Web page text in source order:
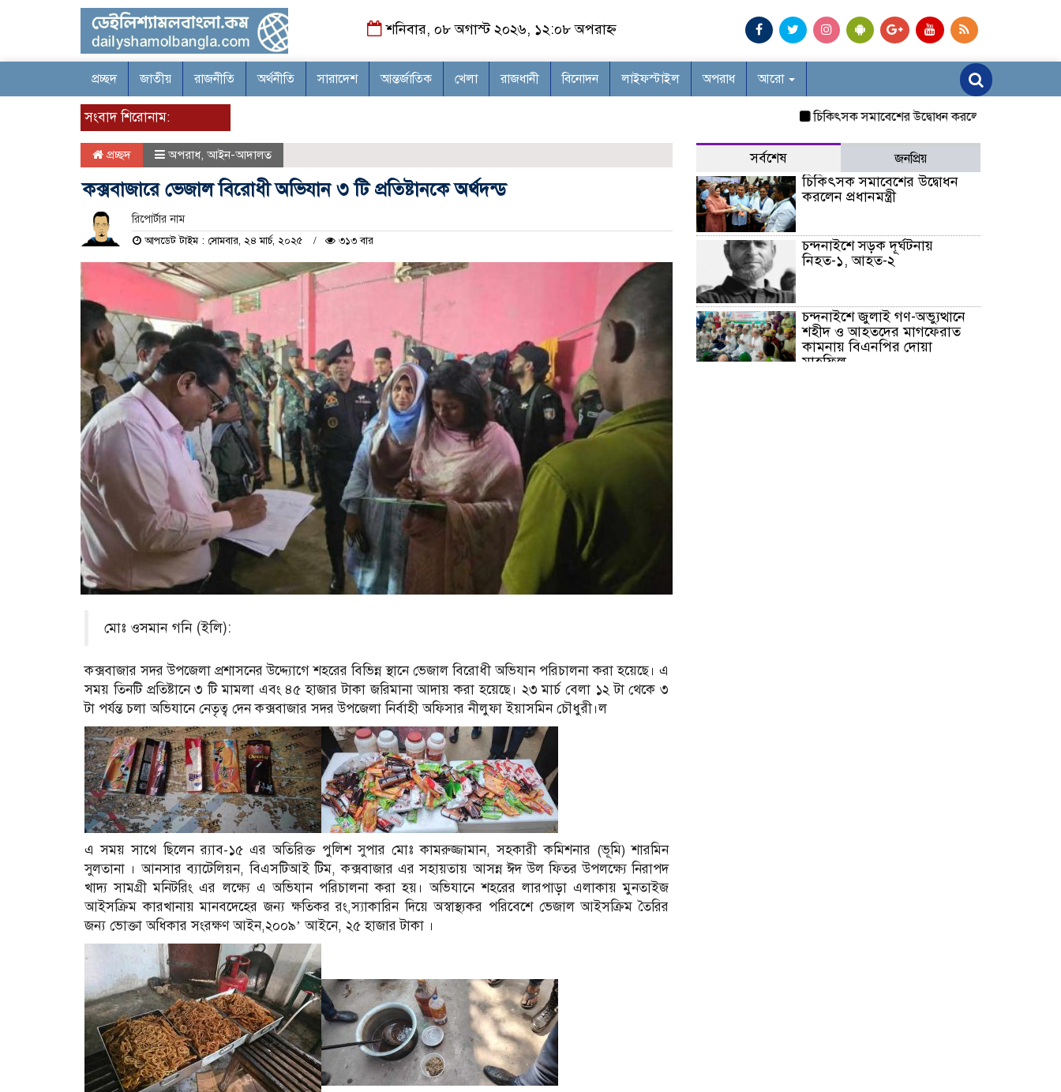
শনিবার, ০৮ অগাস্ট ২০২৬, ১২:০৮ অপরাহ্ন
প্রচ্ছদ জাতীয় রাজনীতি অর্থনীতি সারাদেশ আন্তর্জাতিক খেলা রাজধানী বিনোদন লাইফস্টাইল অপরাধ আরো
সংবাদ শিরোনাম: চিকিৎসক সমাবেশের উদ্বোধন করলেন প্রধানমন্ত্রী
প্রচ্ছদ অপরাধ, আইন-আদালত
কক্সবাজারে ভেজাল বিরোধী অভিযান ৩ টি প্রতিষ্টানকে অর্থদন্ড
রিপোর্টার নাম
আপডেট টাইম : সোমবার, ২৪ মার্চ, ২০২৫ ৩১৩ বার
মোঃ ওসমান গনি (ইলি):
কক্সবাজার সদর উপজেলা প্রশাসনের উদ্দ্যোগে শহরের বিভিন্ন স্থানে ভেজাল বিরোধী অভিযান পরিচালনা করা হয়েছে। এ
সময় তিনটি প্রতিষ্টানে ৩ টি মামলা এবং ৪৫ হাজার টাকা জরিমানা আদায় করা হয়েছে। ২৩ মার্চ বেলা ১২ টা থেকে ৩
টা পর্যন্ত চলা অভিযানে নেতৃত্ব দেন কক্সবাজার সদর উপজেলা নির্বাহী অফিসার নীলুফা ইয়াসমিন চৌধুরী।ল
এ সময় সাথে ছিলেন র‍্যাব-১৫ এর অতিরিক্ত পুলিশ সুপার মোঃ কামরুজ্জামান, সহকারী কমিশনার (ভূমি) শারমিন
সুলতানা । আনসার ব্যাটেলিয়ন, বিএসটিআই টিম, কক্সবাজার এর সহায়তায় আসন্ন ঈদ উল ফিতর উপলক্ষ্যে নিরাপদ
খাদ্য সামগ্রী মনিটরিং এর লক্ষ্যে এ অভিযান পরিচালনা করা হয়। অভিযানে শহরের লারপাড়া এলাকায় মুনতাইজ
আইসক্রিম কারখানায় মানবদেহের জন্য ক্ষতিকর রং,স্যাকারিন দিয়ে অস্বাস্থ্যকর পরিবেশে ভেজাল আইসক্রিম তৈরির
জন্য ভোক্তা অধিকার সংরক্ষণ আইন,২০০৯’ আইনে, ২৫ হাজার টাকা ।
সর্বশেষ জনপ্রিয়
চিকিৎসক সমাবেশের উদ্বোধন
করলেন প্রধানমন্ত্রী
চন্দনাইশে সড়ক দূর্ঘটনায়
নিহত-১, আহত-২
চন্দনাইশে জুলাই গণ-অভ্যুত্থানে
শহীদ ও আহতদের মাগফেরাত
কামনায় বিএনপির দোয়া
মাহফিল